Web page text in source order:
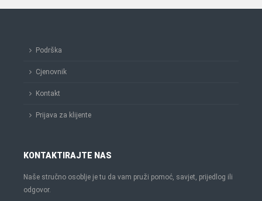
Podrška
Cjenovnik
Kontakt
Prijava za klijente
KONTAKTIRAJTE NAS
Naše stručno osoblje je tu da vam pruži pomoć, savjet, prijedlog ili
odgovor.